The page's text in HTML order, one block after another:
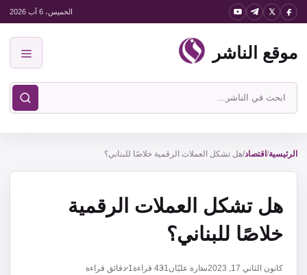
انتقل
المحتوى
الخميس، 6 آب 2026
موقع الناشر
ابحث
في
الناشر
الرئيسية/ اقتصاد/هل تشكل العملات الرقمية خلاصًا للبناني؟
هل تشكل العملات الرقمية
خلاصًا للبناني؟
كانون الثاني 17, 2023 سارة عليّان431 قراءة1 دقائق قراءة